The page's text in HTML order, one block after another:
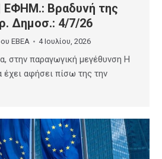
Βραδυνή της
Δημοσ.: 4/7/26
ΕΒΕΑ 4 Ιουλίου, 2026
στην παραγωγική μεγέθυνση Η
έχει αφήσει πίσω της την